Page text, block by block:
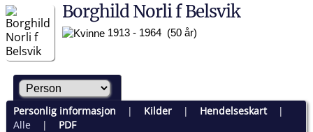
Borghild Norli f Belsvik
1913 - 1964 (50 år)
Personlig informasjon | Kilder| Hendelseskart|
Alle| PDF